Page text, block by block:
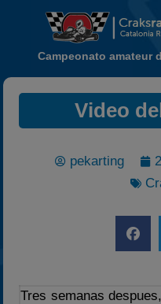
Campeonato amateur
Video
pekarting
Tres semanas